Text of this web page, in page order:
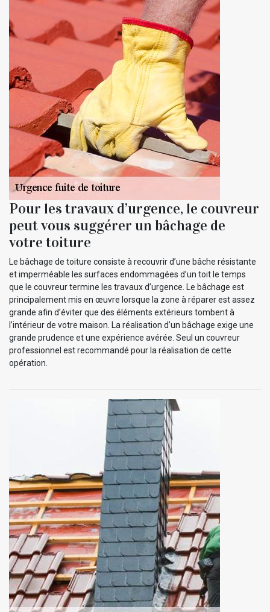
Pour les travaux d’urgence, le couvreur
peut vous suggérer un bâchage de
votre toiture
Le bâchage de toiture consiste à recouvrir d’une bâche résistante
et imperméable les surfaces endommagées d’un toit le temps
que le couvreur termine les travaux d’urgence. Le bâchage est
principalement mis en œuvre lorsque la zone à réparer est assez
grande afin d’éviter que des éléments extérieurs tombent à
l’intérieur de votre maison. La réalisation d’un bâchage exige une
grande prudence et une expérience avérée. Seul un couvreur
professionnel est recommandé pour la réalisation de cette
opération.